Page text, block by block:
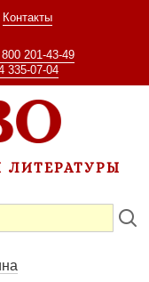
Контакты
201-43-49
335-07-04
ЛИТЕРАТУРЫ